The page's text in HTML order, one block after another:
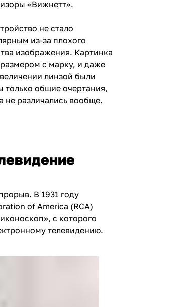
«Вижнетт».
не стало
из-за плохого
изображения. Картинка
с марку, и даже
линзой были
только общие очертания,
не различались вообще.
В 1931 году
of America (RCA)
с которого
телевидению.